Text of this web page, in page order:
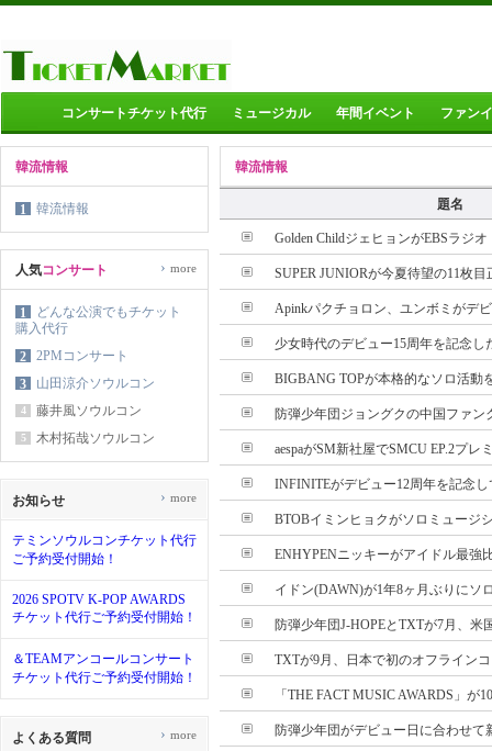
コンサートチケット代行 ミュージカル 年間イベント ファン
韓流情報
1 韓流情報
人気コンサート
1
どんな公演でもチケット
購入代行
2
2PMコンサート
3
山田涼介ソウルコン
4 藤井風ソウルコン
5 木村拓哉ソウルコン
› more
お知らせ
テミンソウルコンチケット代行
ご予約受付開始！
2026 SPOTV K-POP AWARDS
チケット代行ご予約受付開始！
＆TEAMアンコールコンサート
チケット代行ご予約受付開始！
› more
よくある質問 › more
韓流情報
題名
Golden ChildジェヒョンがEBSラジ
SUPER JUNIORが今夏待望の11枚
Apinkパクチョロン、ユンボミがデ
少女時代のデビュー15周年を記念し
BIGBANG TOPが本格的なソロ活動
防弾少年団ジョングクの中国ファン
aespaがSM新社屋でSMCU EP.2プレ
INFINITEがデビュー12周年を記念
BTOBイミンヒョクがソロミュージ
ENHYPENニッキーがアイドル最強
イドン(DAWN)が1年8ヶ月ぶりにソ
防弾少年団J-HOPEとTXTが7月、米
TXTが9月、日本で初のオフライン
「THE FACT MUSIC AWARDS」が
防弾少年団がデビュー日に合わせて